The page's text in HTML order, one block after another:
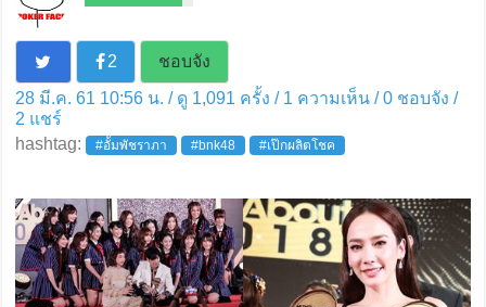
2
ชอบจัง
28 มี.ค. 61 10:56 น. / ดู 1,091 ครั้ง / 1 ความเห็น /0ชอบจัง /
2 แชร์
hashtag:
#อั้มพัชราภา #bnk48 #เป๊กผลิตโชค